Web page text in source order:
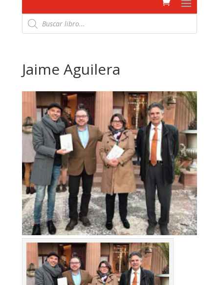
Búsqueda
de
productos
Jaime Aguilera